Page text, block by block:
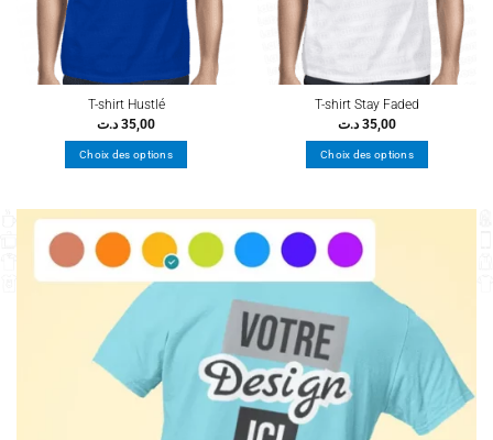
T-shirt Hustlé
35,00 د.ت
Choix des options
a
plusieurs
variations.
Les
options
choisies
sur
T-shirt Stay Faded
35,00 د.ت
Choix des options
a
Les
options
choisies
page